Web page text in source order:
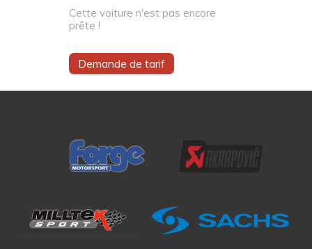
Cette voiture n'est pas encore
prête !
Demande de tarif